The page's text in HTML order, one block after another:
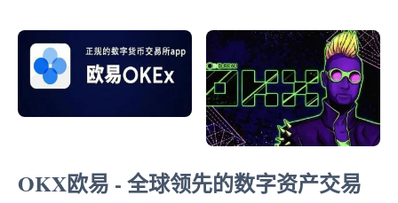
OKX欧易 - 全球领先的数字资产交易